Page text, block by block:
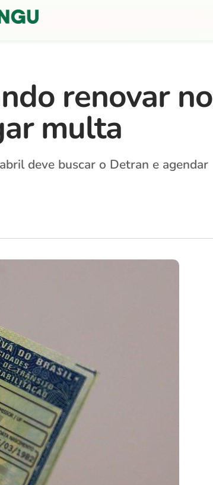
renovar no
multa
deve buscar o Detran e agendar